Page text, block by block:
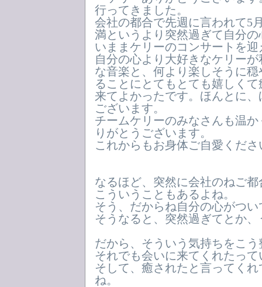
行ってきました。
会社の都合で先週に言われて5
満というより突然過ぎて自分
いままケリーのコンサートを
自分の心より大好きなケリー
な音楽と、何より楽しそうに
ることにとてもとても嬉しく
来てよかったです。ほんとに
ございます。
チームケリーのみなさんも温
りがとうございます。
これからもお身体ご自愛くださ
なるほど、突然に会社のねご
こういうこともあるよね。
そう、だからね自分の心がつ
そうなると、突然過ぎてとか、
だから、そういう気持ちをこ
それでも会いに来てくれたっ
そして、癒されたと言ってく
ね。